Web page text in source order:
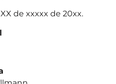
XX de xxxxx de 20xx.